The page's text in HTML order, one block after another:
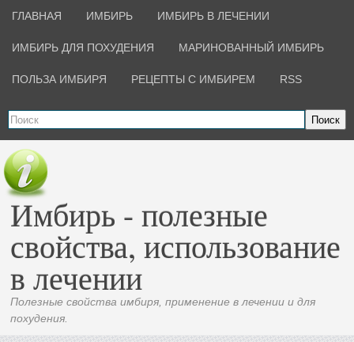
ГЛАВНАЯ ИМБИРЬ ИМБИРЬ В ЛЕЧЕНИИ
ИМБИРЬ ДЛЯ ПОХУДЕНИЯ МАРИНОВАННЫЙ ИМБИРЬ
ПОЛЬЗА ИМБИРЯ РЕЦЕПТЫ С ИМБИРЕМ RSS
Поиск
Имбирь - полезные
свойства, использование
в лечении
Полезные свойства имбиря, применение в лечении и для
похудения.